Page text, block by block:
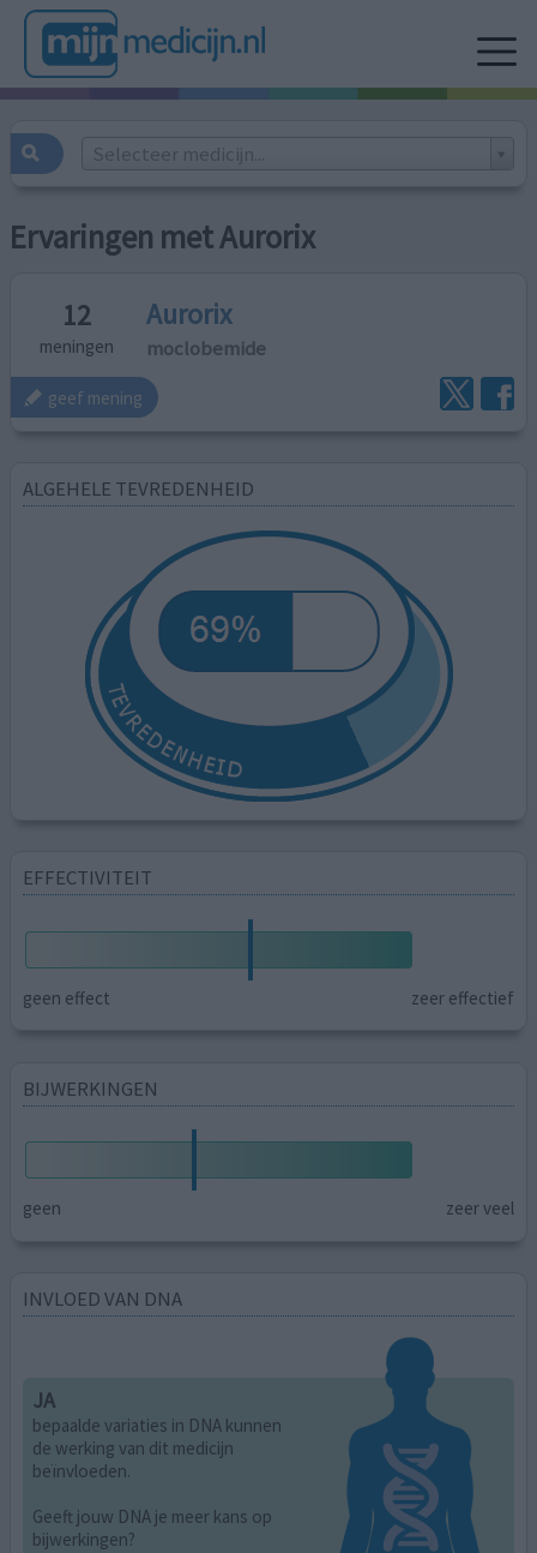
Selecteer medicijn...
Ervaringen met Aurorix
12
meningen
Aurorix
moclobemide
geef mening
ALGEHELE TEVREDENHEID
EFFECTIVITEIT
geen effect zeer effectief
BIJWERKINGEN
geen zeer veel
INVLOED VAN DNA
JA
bepaalde variaties in DNA kunnen
de werking van dit medicijn
beïnvloeden.
Geeft jouw DNA je meer kans op
bijwerkingen?